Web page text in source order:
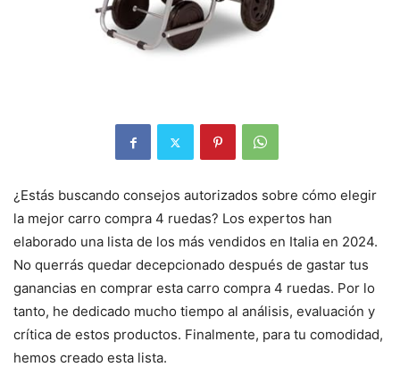
¿Estás buscando consejos autorizados sobre cómo elegir
la mejor carro compra 4 ruedas? Los expertos han
elaborado una lista de los más vendidos en Italia en 2024.
No querrás quedar decepcionado después de gastar tus
ganancias en comprar esta carro compra 4 ruedas. Por lo
tanto, he dedicado mucho tiempo al análisis, evaluación y
crítica de estos productos. Finalmente, para tu comodidad,
hemos creado esta lista.